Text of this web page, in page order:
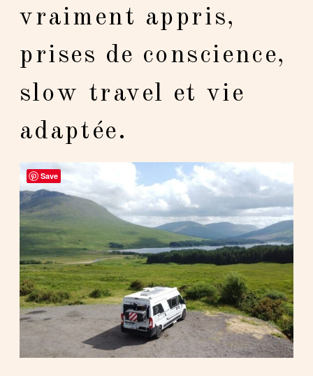
vraiment appris,
prises de conscience,
slow travel et vie
adaptée.
Save